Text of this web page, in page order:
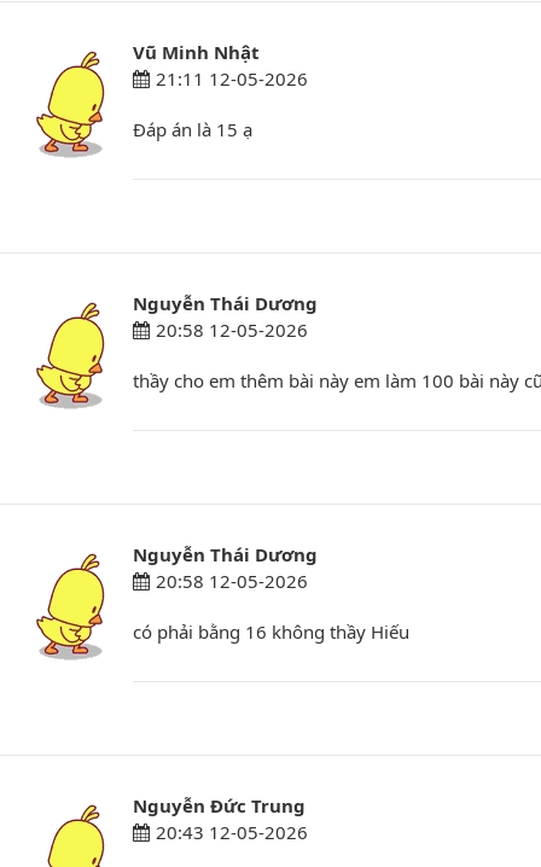
Vũ Minh Nhật
21:11 12-05-2026
Đáp án là 15 ạ
Nguyễn Thái Dương
20:58 12-05-2026
thầy cho em thêm bài này em làm 100 bài này
Nguyễn Thái Dương
20:58 12-05-2026
có phải bằng 16 không thầy Hiếu
Nguyễn Đức Trung
20:43 12-05-2026